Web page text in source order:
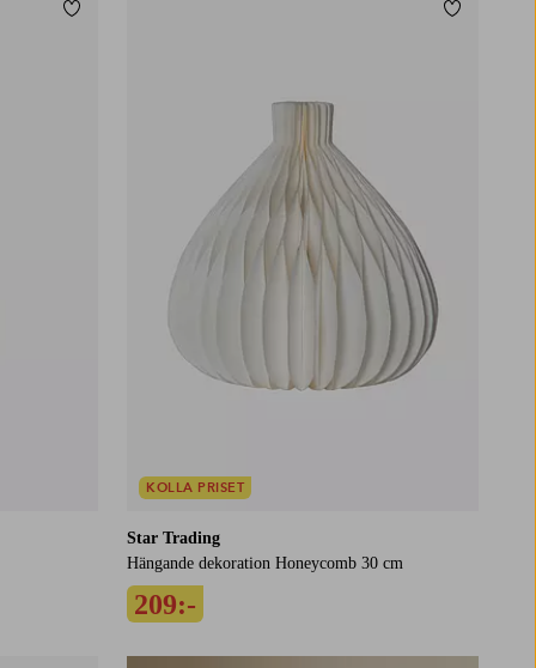
Lägg till i favoriter
Star Trading
Hängande dekoration Honeycomb 30 cm
209:-
KOLLA PRISET
Lägg till i